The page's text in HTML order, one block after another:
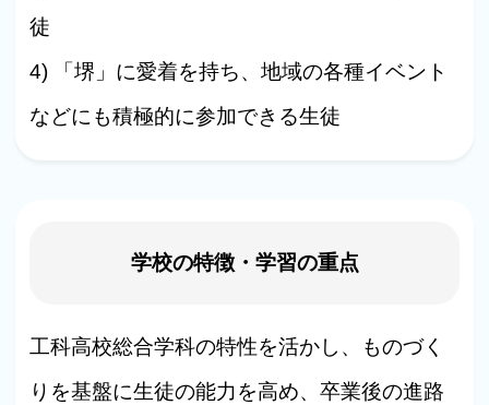
徒
4) 「堺」に愛着を持ち、地域の各種イベント
などにも積極的に参加できる生徒
学校の特徴・学習の重点
工科高校総合学科の特性を活かし、ものづく
りを基盤に生徒の能力を高め、卒業後の進路